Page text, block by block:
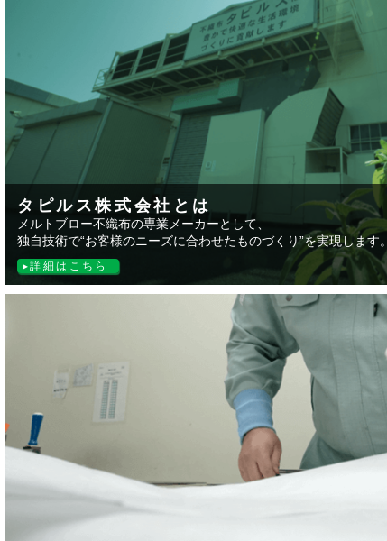
タピルス株式会社とは
メルトブロー不織布の専業メーカーとして、
独自技術で“お客様のニーズに合わせたものづくり”を実現します。
詳細はこちら